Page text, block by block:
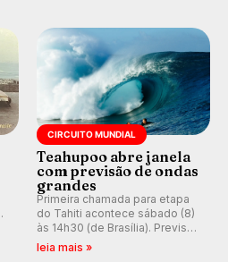
prática em esporte e indústria.
CIRCUITO MUNDIAL
Teahupoo abre janela
com previsão de ondas
grandes
Primeira chamada para etapa
do Tahiti acontece sábado (8)
às 14h30 (de Brasília). Previsão
indica swell consistente.
leia mais »